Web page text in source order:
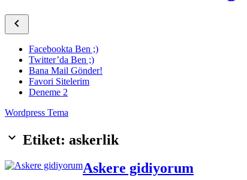

Facebookta Ben ;)
Twitter’da Ben ;)
Bana Mail Gönder!
Favori Sitelerim
Deneme 2
Wordpress Tema
keyboard_arrow_down Etiket: askerlik
Askere gidiyorum